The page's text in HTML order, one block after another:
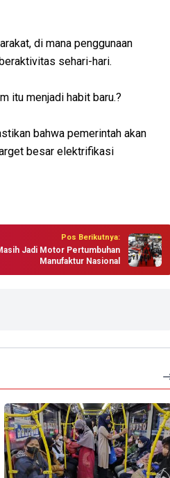
di mana penggunaan
sehari-hari.
itu menjadi habit baru.?
bahwa pemerintah akan
besar elektrifikasi
Pos Berikutnya:
Jadi Motor Pertumbuhan
Manufaktur Nasional